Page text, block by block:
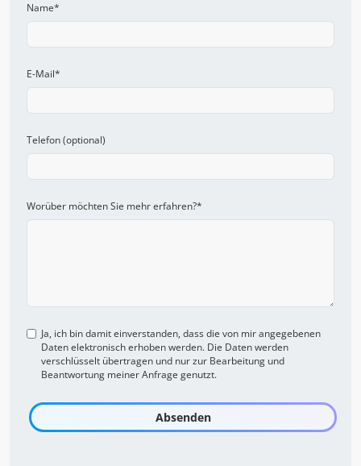
Name*
E-Mail*
Telefon (optional)
Worüber möchten Sie mehr erfahren?*
Ja, ich bin damit einverstanden, dass die von mir angegebenen
Daten elektronisch erhoben werden. Die Daten werden
verschlüsselt übertragen und nur zur Bearbeitung und
Beantwortung meiner Anfrage genutzt.